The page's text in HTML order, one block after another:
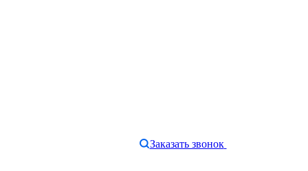
Заказать звонок